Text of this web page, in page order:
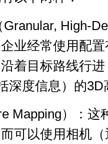
Granular, High-
业经常使用配
着目标路线行
深度信息）的3D
Mapping）：这
可以使用相机